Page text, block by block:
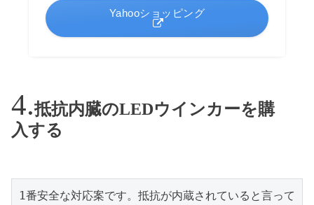
Yahooショッピング
抵抗内臓のLEDウインカーを購
入する
1番安全な対応案です。抵抗が内蔵されていると言って